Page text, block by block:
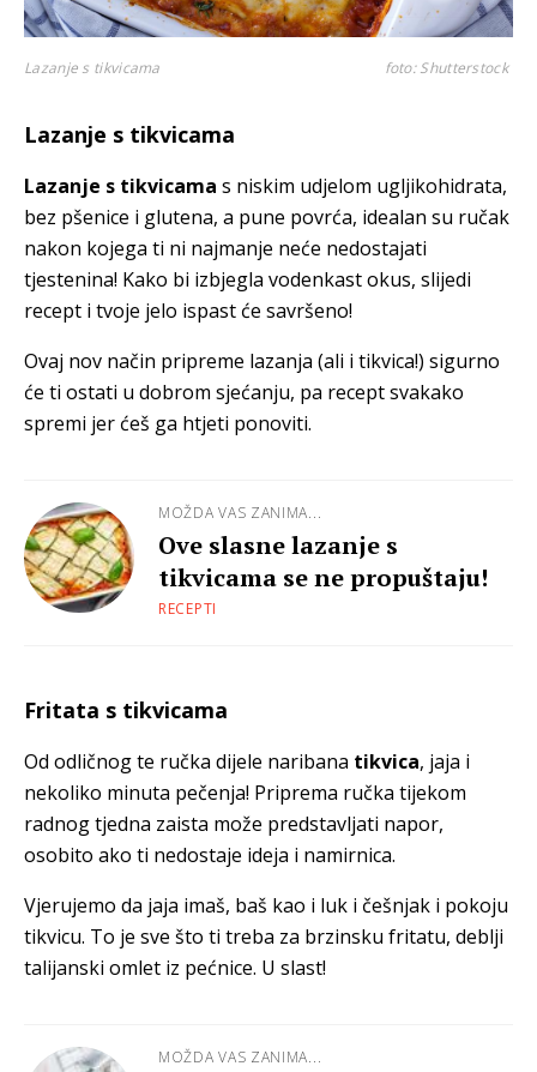
Lazanje s tikvicama foto: Shutterstock
Lazanje s tikvicama
Lazanje s tikvicama s niskim udjelom ugljikohidrata,
bez pšenice i glutena, a pune povrća, idealan su ručak
nakon kojega ti ni najmanje neće nedostajati
tjestenina! Kako bi izbjegla vodenkast okus, slijedi
recept i tvoje jelo ispast će savršeno!
Ovaj nov način pripreme lazanja (ali i tikvica!) sigurno
će ti ostati u dobrom sjećanju, pa recept svakako
spremi jer ćeš ga htjeti ponoviti.
MOŽDA VAS ZANIMA...
Ove slasne lazanje s
tikvicama se ne propuštaju!
RECEPTI
Fritata s tikvicama
Od odličnog te ručka dijele naribana tikvica, jaja i
nekoliko minuta pečenja! Priprema ručka tijekom
radnog tjedna zaista može predstavljati napor,
osobito ako ti nedostaje ideja i namirnica.
Vjerujemo da jaja imaš, baš kao i luk i češnjak i pokoju
tikvicu. To je sve što ti treba za brzinsku fritatu, deblji
talijanski omlet iz pećnice. U slast!
MOŽDA VAS ZANIMA...